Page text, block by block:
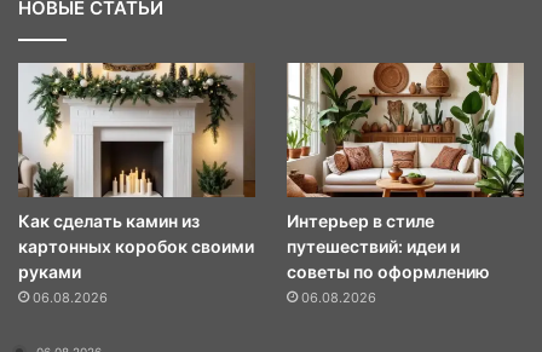
НОВЫЕ СТАТЬИ
Как сделать камин из
картонных коробок своими
руками
06.08.2026
Интерьер в стиле
путешествий: идеи и
советы по оформлению
06.08.2026